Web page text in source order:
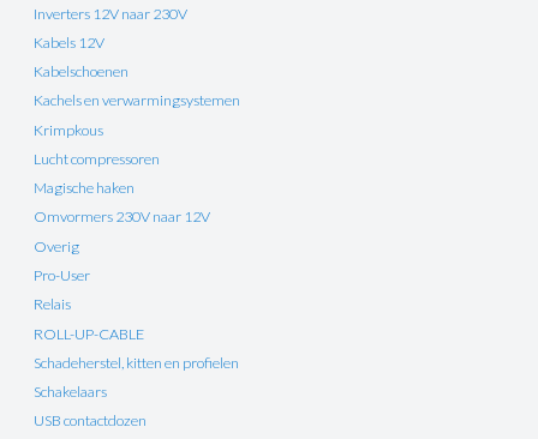
Inverters 12V naar 230V
Kabels 12V
Kabelschoenen
Kachels en verwarmingsystemen
Krimpkous
Lucht compressoren
Magische haken
Omvormers 230V naar 12V
Overig
Pro-User
Relais
ROLL-UP-CABLE
Schadeherstel, kitten en profielen
Schakelaars
USB contactdozen